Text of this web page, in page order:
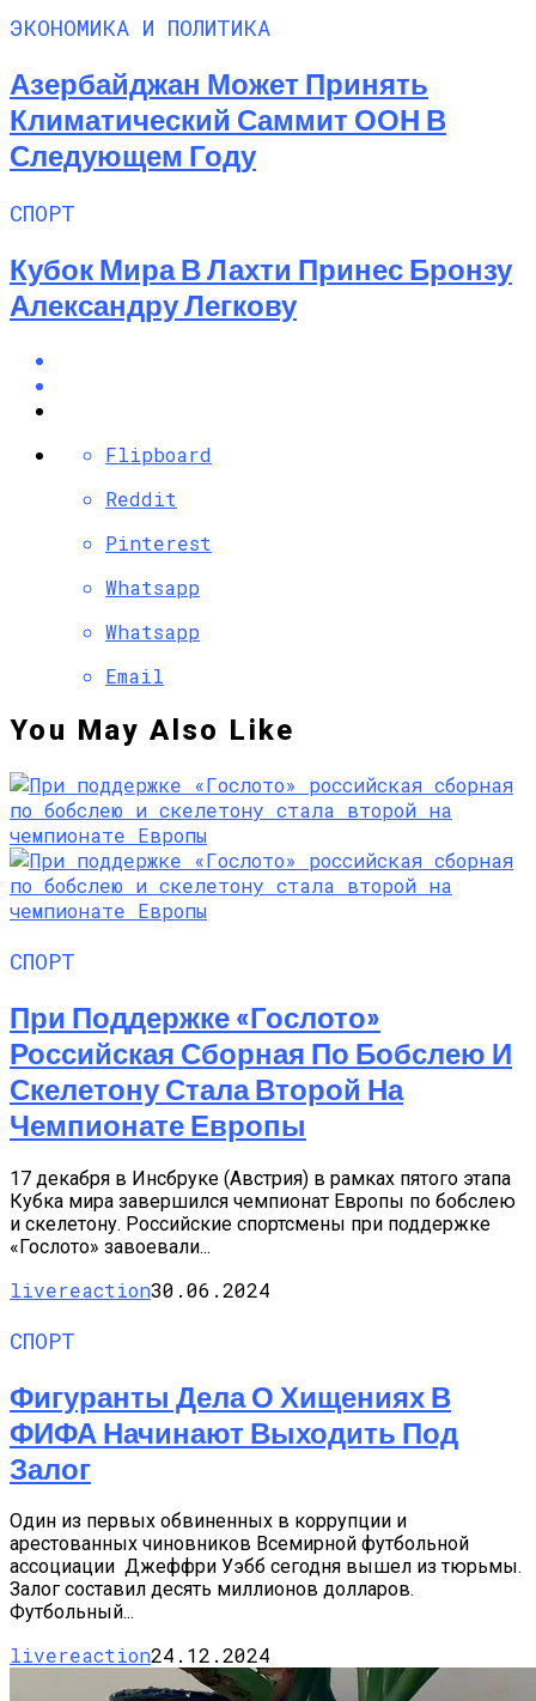
ЭКОНОМИКА И ПОЛИТИКА
Азербайджан Может Принять
Климатический Саммит ООН В
Следующем Году
СПОРТ
Кубок Мира В Лахти Принес Бронзу
Александру Легкову
Flipboard
Reddit
Pinterest
Whatsapp
Whatsapp
Email
You May Also Like
СПОРТ
При Поддержке «Гослото»
Российская Сборная По Бобслею И
Скелетону Стала Второй На
Чемпионате Европы
17 декабря в Инсбруке (Австрия) в рамках пятого этапа
Кубка мира завершился чемпионат Европы по бобслею
и скелетону. Российские спортсмены при поддержке
«Гослото» завоевали...
livereaction30.06.2024
СПОРТ
Фигуранты Дела О Хищениях В
ФИФА Начинают Выходить Под
Залог
Один из первых обвиненных в коррупции и
арестованных чиновников Всемирной футбольной
ассоциации Джеффри Уэбб сегодня вышел из тюрьмы.
Залог составил десять миллионов долларов.
Футбольный...
livereaction24.12.2024